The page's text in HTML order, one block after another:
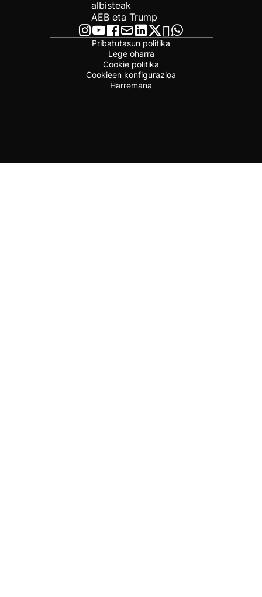
albisteak
AEB eta Trump
Pribatutasun politika
Lege oharra
Cookie politika
Cookieen konfigurazioa
Harremana